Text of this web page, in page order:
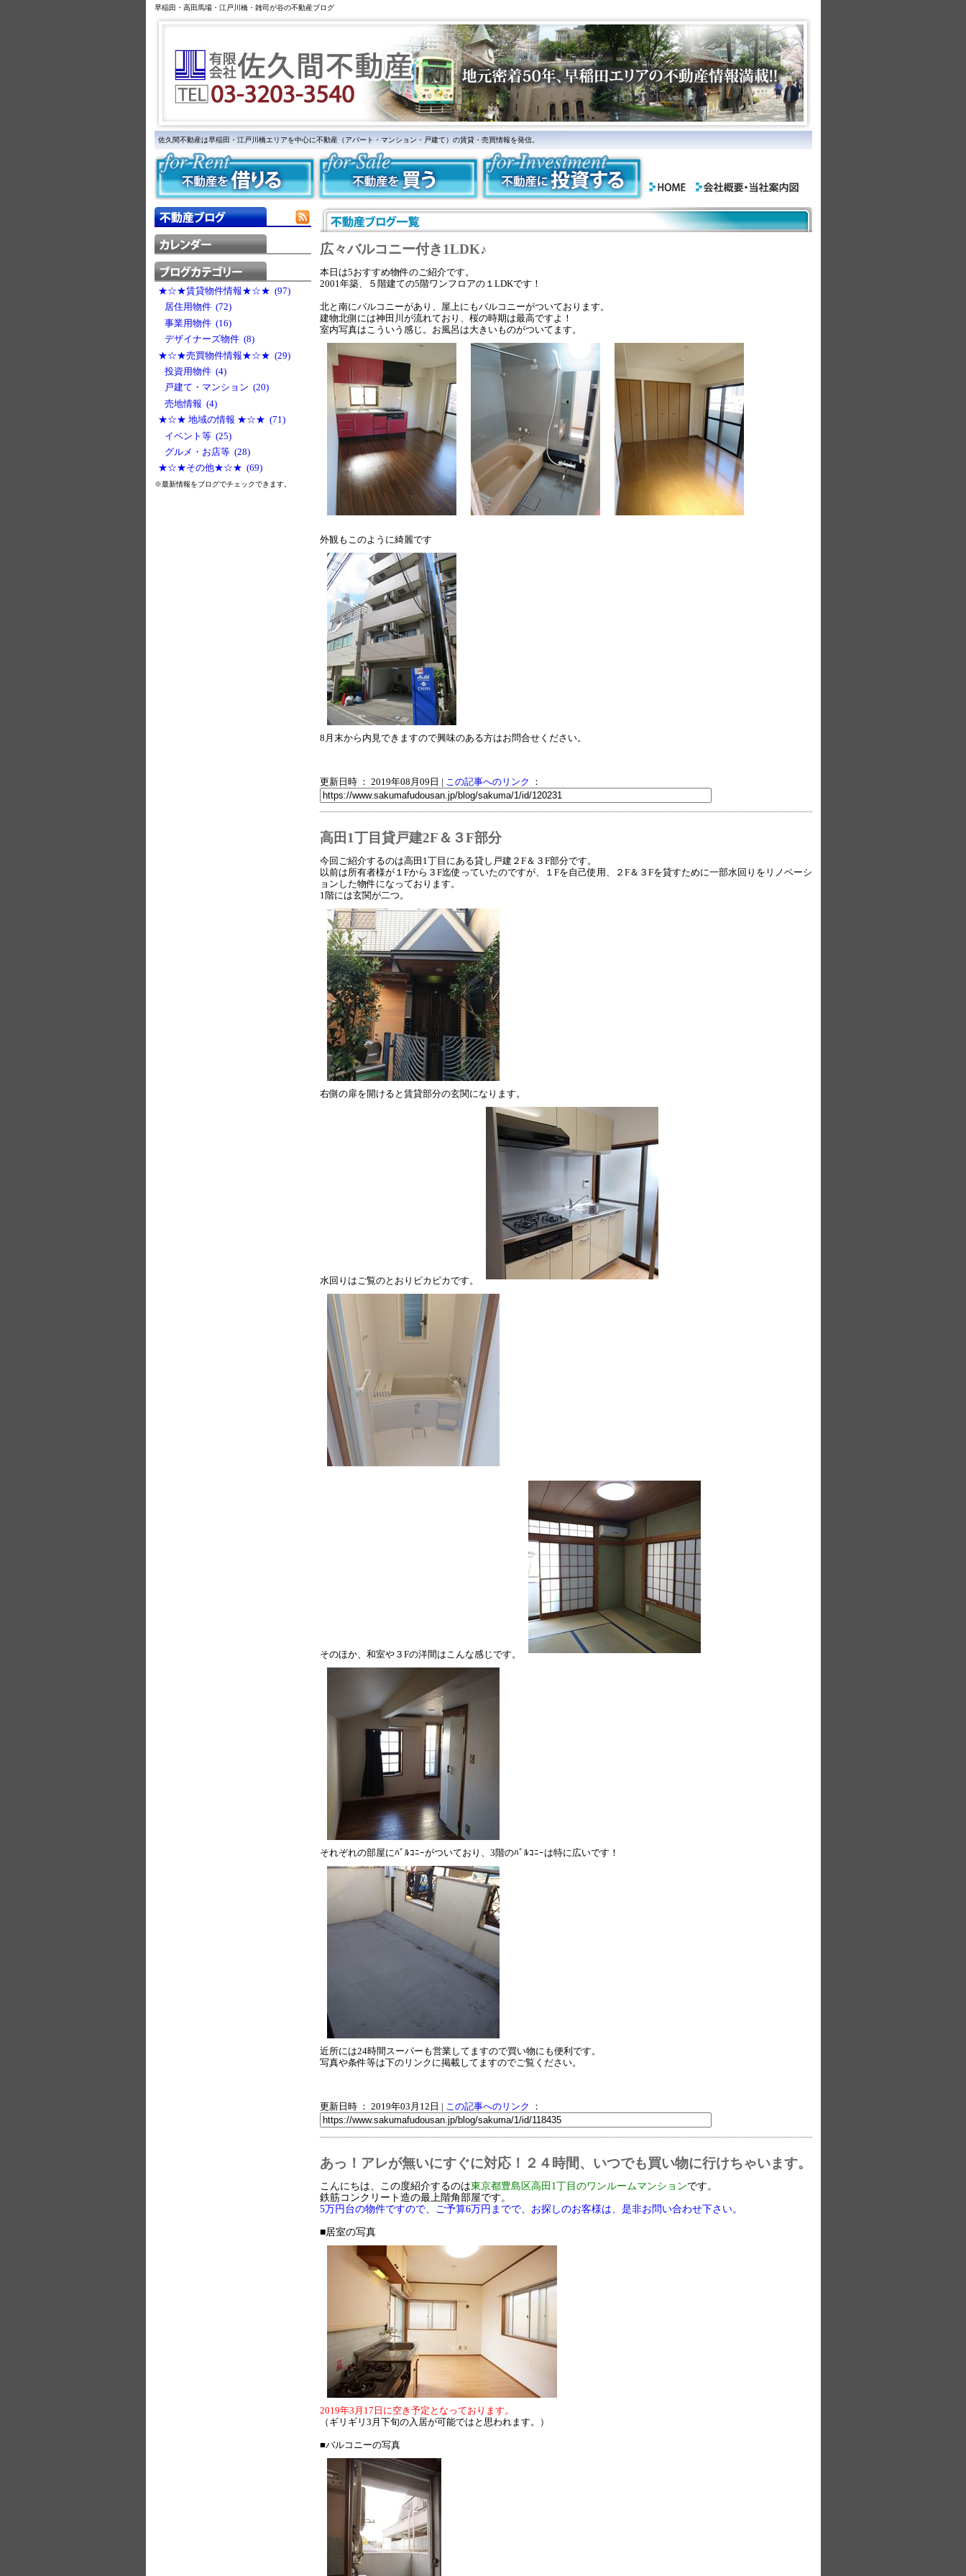
早稲田・高田馬場・江戸川橋・雑司が谷の不動産ブログ
佐久間不動産は早稲田・江戸川橋エリアを中心に不動産（アパート・マンション・戸建て）の賃貸・売買情報を発信。
広々バルコニー付き1LDK♪
本日は5おすすめ物件のご紹介です。
2001年築、５階建ての5階ワンフロアの１LDKです！
北と南にバルコニーがあり、屋上にもバルコニーがついております。
建物北側には神田川が流れており、桜の時期は最高ですよ！
室内写真はこういう感じ。お風呂は大きいものがついてます。
外観もこのように綺麗です
8月末から内見できますので興味のある方はお問合せください。
更新日時 ： 2019年08月09日 | この記事へのリンク ：
高田1丁目貸戸建2F＆３F部分
今回ご紹介するのは高田1丁目にある貸し戸建２F＆３F部分です。
以前は所有者様が１Fから３F迄使っていたのですが、１Fを自己使用、２F＆３Fを貸すために一部水回りをリノベーシ
ョンした物件になっております。
1階には玄関が二つ。
右側の扉を開けると賃貸部分の玄関になります。
水回りはご覧のとおりピカピカです。
そのほか、和室や３Fの洋間はこんな感じです。
それぞれの部屋にﾊﾞﾙｺﾆｰがついており、3階のﾊﾞﾙｺﾆｰは特に広いです！
近所には24時間スーパーも営業してますので買い物にも便利です。
写真や条件等は下のリンクに掲載してますのでご覧ください。
更新日時 ： 2019年03月12日 この記事へのリンク ：
あっ！アレが無いにすぐに対応！２４時間、いつでも買い物に行けちゃいます。
こんにちは、この度紹介するのは東京都豊島区高田1丁目のワンルームマンションです。
鉄筋コンクリート造の最上階角部屋です。
5万円台の物件ですので、ご予算6万円までで、お探しのお客様は、是非お問い合わせ下さい。
■居室の写真
2019年3月17日に空き予定となっております。
（ギリギリ3月下旬の入居が可能ではと思われます。）
■バルコニーの写真
★☆★賃貸物件情報★☆★ (97)
居住用物件 (72)
事業用物件 (16)
デザイナーズ物件 (8)
★☆★売買物件情報★☆★ (29)
投資用物件 (4)
戸建て・マンション (20)
売地情報 (4)
★☆★ 地域の情報 ★☆★ (71)
イベント等 (25)
グルメ・お店等 (28)
★☆★その他★☆★ (69)
※最新情報をブログでチェックできます。